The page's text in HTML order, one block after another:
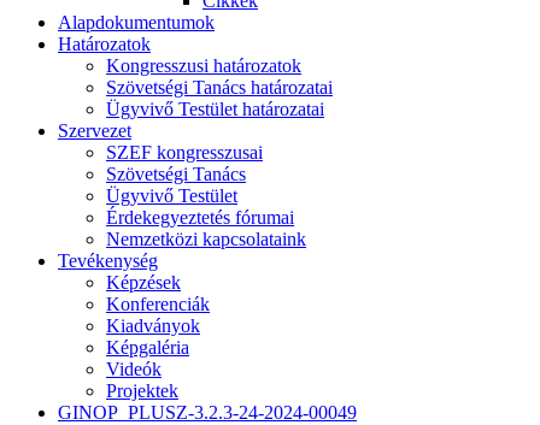
Alapdokumentumok
Határozatok
Kongresszusi határozatok
Szövetségi Tanács határozatai
Ügyvivő Testület határozatai
Szervezet
SZEF kongresszusai
Szövetségi Tanács
Ügyvivő Testület
Érdekegyeztetés fórumai
Nemzetközi kapcsolataink
Tevékenység
Képzések
Konferenciák
Kiadványok
Képgaléria
Videók
Projektek
GINOP_PLUSZ-3.2.3-24-2024-00049